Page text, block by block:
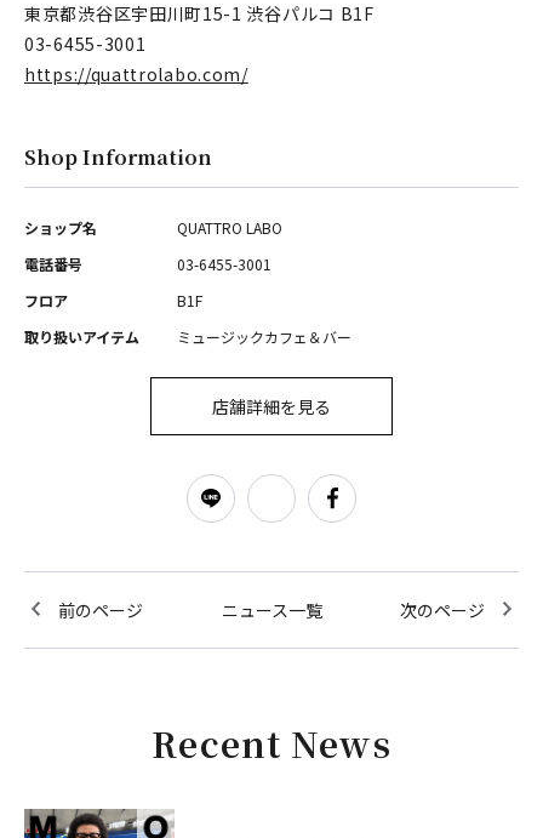
東京都渋谷区宇田川町15-1 渋谷パルコ B1F
03-6455-3001
https://quattrolabo.com/
Shop Information
ショップ名
QUATTRO LABO
電話番号
03-6455-3001
フロア
B1F
取り扱いアイテム
ミュージックカフェ＆バー
店舗詳細を見る
前のページ ニュース一覧 次のページ
Recent News